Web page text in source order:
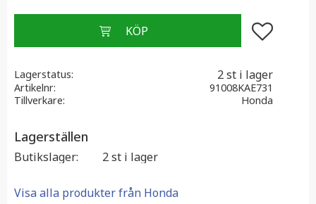
Lägg till i
Lagerstatus 2 st i lager
Artikelnr
91008KAE731
Tillverkare
Honda
Lagerställen
Butikslager 2 st i lager
Visa alla produkter från Honda